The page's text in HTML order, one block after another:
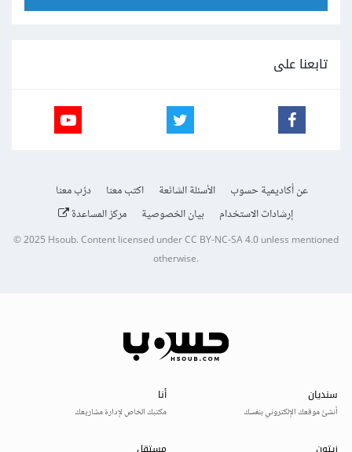
تابعنا على
عن أكاديمية حسوب الأسئلة الشائعة اكتب معنا
درّب معنا
إرشادات الاستخدام
بيان الخصوصية مركز المساعدة
© 2025Hsoub.Content licensed underCC BY-NC-SA 4.0unless mentioned
otherwise.